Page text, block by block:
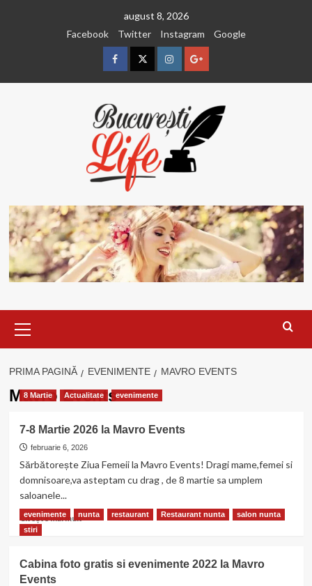
august 8, 2026
Facebook
Twitter Instagram Google
FacebookTwitterInstagramGoogle
principal
PRIMA PAGINĂ EVENIMENTE MAVRO EVENTS
Mavro Events
8 Martie Actualitate evenimente
7-8 Martie 2026 la Mavro Events
februarie 6, 2026
Sărbătorește Ziua Femeii la Mavro Events! Dragi mame,femei si
domnisoare,va asteptam cu drag , de 8 martie sa umplem
saloanele...
Citește mai multCitește
7-
evenimente nunta restaurant Restaurant nunta
salon nunta
stiri
Cabina foto gratis si evenimente 2022 la Mavro
Events